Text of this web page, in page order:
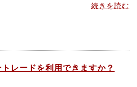
続きを読む
レードを利用できますか？